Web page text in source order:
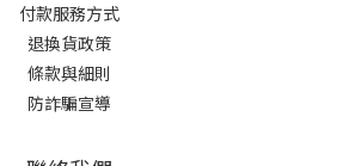
付款服務方式
退換貨政策
條款與細則
防詐騙宣導